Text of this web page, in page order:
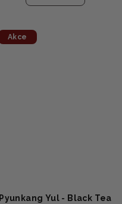
Akce
Pyunkang Yul - Black Tea